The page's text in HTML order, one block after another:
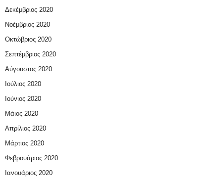
Δεκέμβριος 2020
Νοέμβριος 2020
Οκτώβριος 2020
Σεπτέμβριος 2020
Αύγουστος 2020
Ιούλιος 2020
Ιούνιος 2020
Μάιος 2020
Απρίλιος 2020
Μάρτιος 2020
Φεβρουάριος 2020
Ιανουάριος 2020